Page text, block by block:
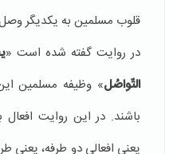
قلوب مسلمین به یکدیگر
در روایت گفته شده است «
التّواصُل» وظیفه‌ مسلمین
باشند. در این روایت
یعنی افعالی دو طرفه، یعنی